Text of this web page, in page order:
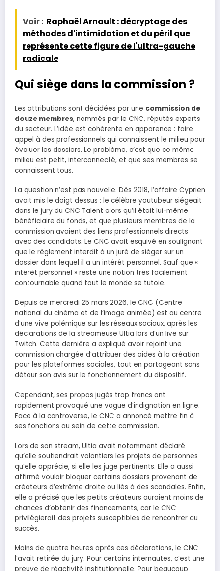
Voir : Raphaël Arnault : décryptage des
méthodes d'intimidation et du péril que
représente cette figure de l'ultra-gauche
radicale
Qui siège dans la commission ?
Les attributions sont décidées par une commission de
douze membres, nommés par le CNC, réputés experts
du secteur. L’idée est cohérente en apparence : faire
appel à des professionnels qui connaissent le milieu pour
évaluer les dossiers. Le problème, c’est que ce même
milieu est petit, interconnecté, et que ses membres se
connaissent tous.
La question n’est pas nouvelle. Dès 2018, l’affaire Cyprien
avait mis le doigt dessus : le célèbre youtubeur siégeait
dans le jury du CNC Talent alors qu’il était lui-même
bénéficiaire du fonds, et que plusieurs membres de la
commission avaient des liens professionnels directs
avec des candidats. Le CNC avait esquivé en soulignant
que le règlement interdit à un juré de siéger sur un
dossier dans lequel il a un intérêt personnel. Sauf que «
intérêt personnel » reste une notion très facilement
contournable quand tout le monde se tutoie.
Depuis ce mercredi 25 mars 2026, le CNC (Centre
national du cinéma et de l’image animée) est au centre
d’une vive polémique sur les réseaux sociaux, après les
déclarations de la streameuse Ultia lors d’un live sur
Twitch. Cette dernière a expliqué avoir rejoint une
commission chargée d’attribuer des aides à la création
pour les plateformes sociales, tout en partageant sans
détour son avis sur le fonctionnement du dispositif.
Cependant, ses propos jugés trop francs ont
rapidement provoqué une vague d’indignation en ligne.
Face à la controverse, le CNC a annoncé mettre fin à
ses fonctions au sein de cette commission.
Lors de son stream, Ultia avait notamment déclaré
qu’elle soutiendrait volontiers les projets de personnes
qu’elle apprécie, si elle les juge pertinents. Elle a aussi
affirmé vouloir bloquer certains dossiers provenant de
créateurs d’extrême droite ou liés à des scandales. Enfin,
elle a précisé que les petits créateurs auraient moins de
chances d’obtenir des financements, car le CNC
privilégierait des projets susceptibles de rencontrer du
succès.
Moins de quatre heures après ces déclarations, le CNC
l’avait retirée du jury. Pour certains internautes, c’est une
preuve de réactivité institutionnelle. Pour beaucoup